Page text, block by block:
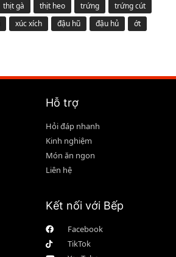
thịt gà thịt heo trứng
trứng cút
xúc xích đậu hũ đậu hủ
ớt
Hỗ trợ
Hỏi đáp nhanh
Kinh nghiệm
Món ăn ngon
Liên hệ
Kết nối với Bếp
Facebook
TikTok